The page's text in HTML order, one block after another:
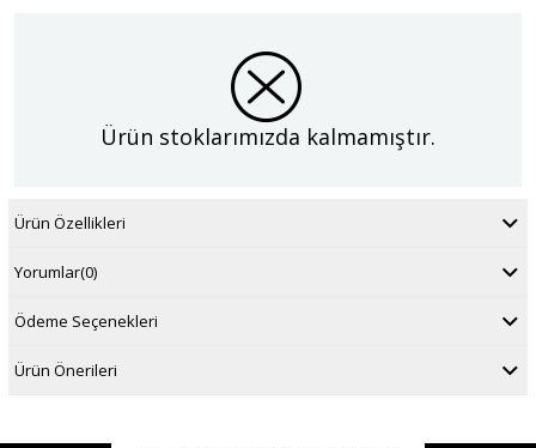
Ürün stoklarımızda kalmamıştır.
Ürün Özellikleri
Yorumlar(0)
Ödeme Seçenekleri
Ürün Önerileri